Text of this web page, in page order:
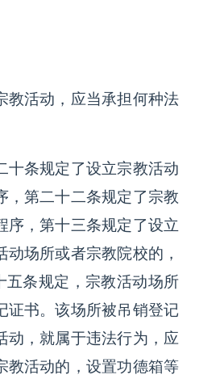
教活动，应当承担何种法
十条规定了设立宗教活动
，第二十二条规定了宗教
序，第十三条规定了设立
场所或者宗教院校的，
五条规定，宗教活动场所
证书。该场所被吊销登记
动，就属于违法行为，应
教活动的，设置功德箱等